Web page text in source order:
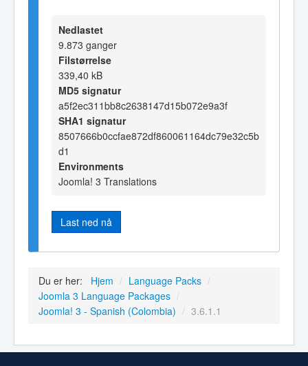
Nedlastet
9.873 ganger
Filstørrelse
339,40 kB
MD5 signatur
a5f2ec311bb8c2638147d15b072e9a3f
SHA1 signatur
8507666b0ccfae872df860061164dc79e32c5b
d1
Environments
Joomla! 3 Translations
Last ned nå
Du er her: Hjem / Language Packs /
Joomla 3 Language Packages /
Joomla! 3 - Spanish (Colombia) / 3.6.1.1